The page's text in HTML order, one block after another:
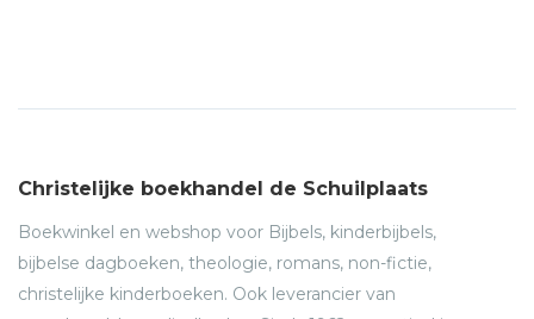
Christelijke boekhandel de Schuilplaats
Boekwinkel en webshop voor Bijbels, kinderbijbels,
bijbelse dagboeken, theologie, romans, non-fictie,
christelijke kinderboeken. Ook leverancier van